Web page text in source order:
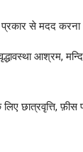
से मदद
आश्रम,
छात्रवृत्ति, फ़ीस